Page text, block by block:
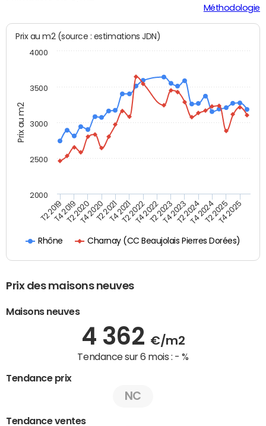
Méthodologie
Prix au m2
Prix au m2 (source : estimations JDN)
Rhône Charnay (CC Beaujolais Pierres Dorées)
T2 2019T4 2019T2 2020T4 2020T2 2021T4 2021T2 2022T4 2022T2 2023T4 2023T2 2024T4 2024T2 2025T4 2025
2500
3000
3500
2000
4000
Prix des maisons neuves
Maisons neuves
4 362 €/m2
Tendance sur 6 mois : - %
Tendance prix
NC
Tendance ventes